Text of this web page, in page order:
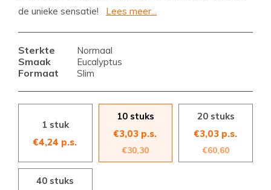
de unieke sensatie!
Lees meer...
Sterkte Normaal
Smaak Eucalyptus
Formaat Slim
1 stuk
€4,24 p.s.
10 stuks
€3,03 p.s.
€30,30
20 stuks
€3,03 p.s.
€60,60
40 stuks